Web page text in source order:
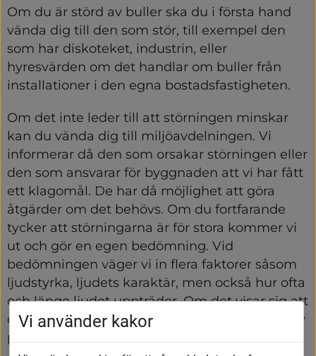
Om du är störd av buller ska du i första hand
vända dig till den som stör, till exempel den
som har diskoteket, industrin, eller
hyresvärden om det handlar om buller från
installationer i den egna bostadsfastigheten.
Om det inte leder till att störningen minskar
kan du vända dig till miljöavdelningen. Vi
informerar då den som orsakar störningen eller
den som ansvarar för byggnaden att vi har fått
ett klagomål. De har då möjlighet att göra
åtgärder om det behövs. Om du fortfarande
tycker att störningarna är för stora kommer vi
ut och gör en egen bedömning. Vid
bedömningen väger vi in flera faktorer såsom
ljudstyrka, ljudets karaktär, men också hur ofta
och länge ljudet uppträder. Om det visar sig att
det finns risk för störningar så kan vi ställa krav
på utredningar och åtgärder.
Vi använder kakor